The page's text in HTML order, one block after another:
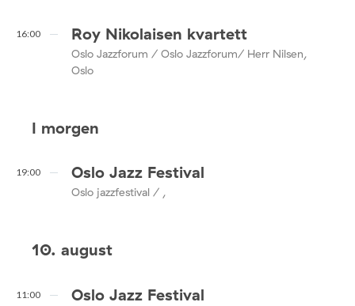
16:00 Roy Nikolaisen kvartett
Oslo Jazzforum / Oslo Jazzforum/ Herr Nilsen,
Oslo
I morgen
19:00 Oslo Jazz Festival
Oslo jazzfestival / ,
10. august
11:00 Oslo Jazz Festival